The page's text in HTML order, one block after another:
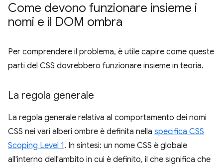
Come devono funzionare insieme i
nomi e il DOM ombra
Per comprendere il problema, è utile capire come queste
parti del CSS dovrebbero funzionare insieme in teoria.
La regola generale
La regola generale relativa al comportamento dei nomi
CSS nei vari alberi ombre è definita nella specifica CSS
Scoping Level 1. In sintesi: un nome CSS è globale
all'interno dell'ambito in cui è definito, il che significa che